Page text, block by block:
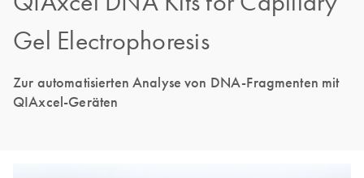
Gel Electrophoresis
Zur automatisierten Analyse von DNA-Fragmenten mit
QIAxcel-Geräten